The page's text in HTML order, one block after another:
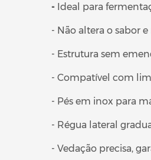
- Ideal para
- Não altera o sabor
- Estrutura sem
- Compatível com
- Pés em inox para
- Régua lateral
- Vedação precisa,